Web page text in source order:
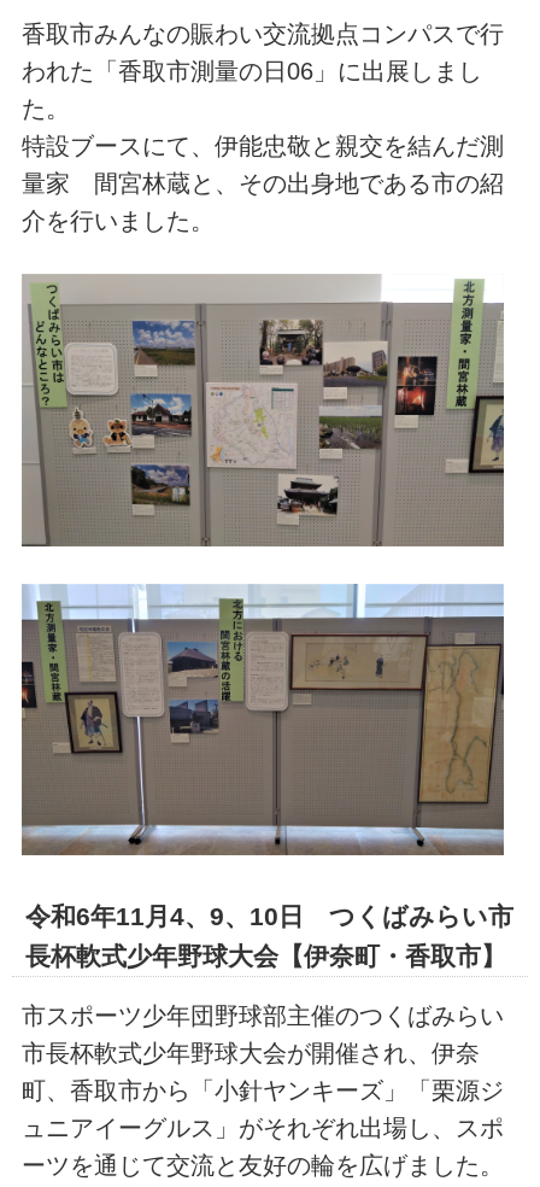
香取市みんなの賑わい交流拠点コンパスで行
われた「香取市測量の日06」に出展しまし
た。
特設ブースにて、伊能忠敬と親交を結んだ測
量家 間宮林蔵と、その出身地である市の紹
介を行いました。
令和6年11月4、9、10日 つくばみらい市
長杯軟式少年野球大会【伊奈町・香取市】
市スポーツ少年団野球部主催のつくばみらい
市長杯軟式少年野球大会が開催され、伊奈
町、香取市から「小針ヤンキーズ」「栗源ジ
ュニアイーグルス」がそれぞれ出場し、スポ
ーツを通じて交流と友好の輪を広げました。